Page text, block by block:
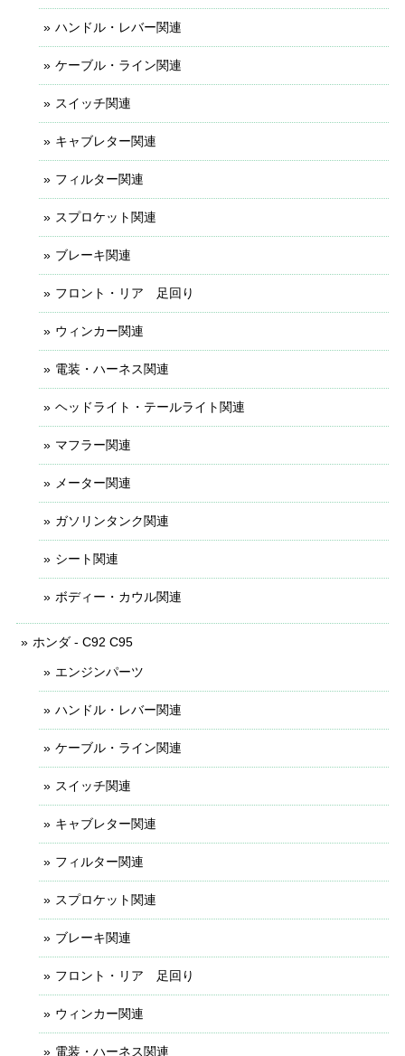
ハンドル・レバー関連
ケーブル・ライン関連
スイッチ関連
キャブレター関連
フィルター関連
スプロケット関連
ブレーキ関連
フロント・リア 足回り
ウィンカー関連
電装・ハーネス関連
ヘッドライト・テールライト関連
マフラー関連
メーター関連
ガソリンタンク関連
シート関連
ボディー・カウル関連
ホンダ - C92 C95
エンジンパーツ
ハンドル・レバー関連
ケーブル・ライン関連
スイッチ関連
キャブレター関連
フィルター関連
スプロケット関連
ブレーキ関連
フロント・リア 足回り
ウィンカー関連
電装・ハーネス関連